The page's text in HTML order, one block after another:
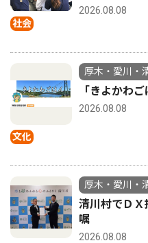
社会
2026.08.08
文化
厚木・愛川・
「きよかわ
2026.08.08
厚木・愛川・
清川村でＤ
嘱
2026.08.08